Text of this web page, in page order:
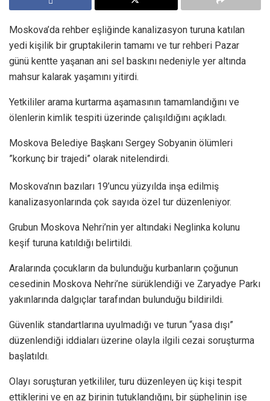
Moskova’da rehber eşliğinde kanalizasyon turuna katılan
yedi kişilik bir gruptakilerin tamamı ve tur rehberi Pazar
günü kentte yaşanan ani sel baskını nedeniyle yer altında
mahsur kalarak yaşamını yitirdi.
Yetkililer arama kurtarma aşamasının tamamlandığını ve
ölenlerin kimlik tespiti üzerinde çalışıldığını açıkladı.
Moskova Belediye Başkanı Sergey Sobyanin ölümleri
”korkunç bir trajedi” olarak nitelendirdi.
Moskova’nın bazıları 19’uncu yüzyılda inşa edilmiş
kanalizasyonlarında çok sayıda özel tur düzenleniyor.
Grubun Moskova Nehri’nin yer altındaki Neglinka kolunu
keşif turuna katıldığı belirtildi.
Aralarında çocukların da bulunduğu kurbanların çoğunun
cesedinin Moskova Nehri’ne sürüklendiği ve Zaryadye Parkı
yakınlarında dalgıçlar tarafından bulunduğu bildirildi.
Güvenlik standartlarına uyulmadığı ve turun “yasa dışı”
düzenlendiği iddiaları üzerine olayla ilgili cezai soruşturma
başlatıldı.
Olayı soruşturan yetkililer, turu düzenleyen üç kişi tespit
ettiklerini ve en az birinin tutuklandığını, bir şüphelinin ise